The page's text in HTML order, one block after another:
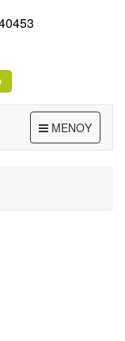
ΜΕΝΟΥ